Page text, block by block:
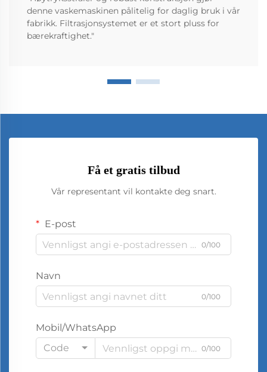
denne vaskemaskinen pålitelig for daglig bruk i vår
fabrikk. Filtrasjonsystemet er et stort pluss for
bærekraftighet."
Få et gratis tilbud
Vår representant vil kontakte deg snart.
E-post
0/100
Navn
0/100
Mobil/WhatsApp
Code
0/100